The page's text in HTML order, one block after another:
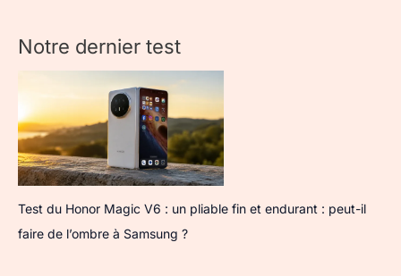
Notre dernier test
Test du Honor Magic V6 : un pliable fin et endurant : peut-il
faire de l’ombre à Samsung ?